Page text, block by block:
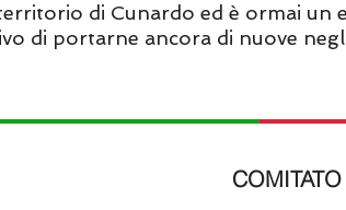
di Cunardo ed è ormai un
di portarne ancora di nuove
COMITATO